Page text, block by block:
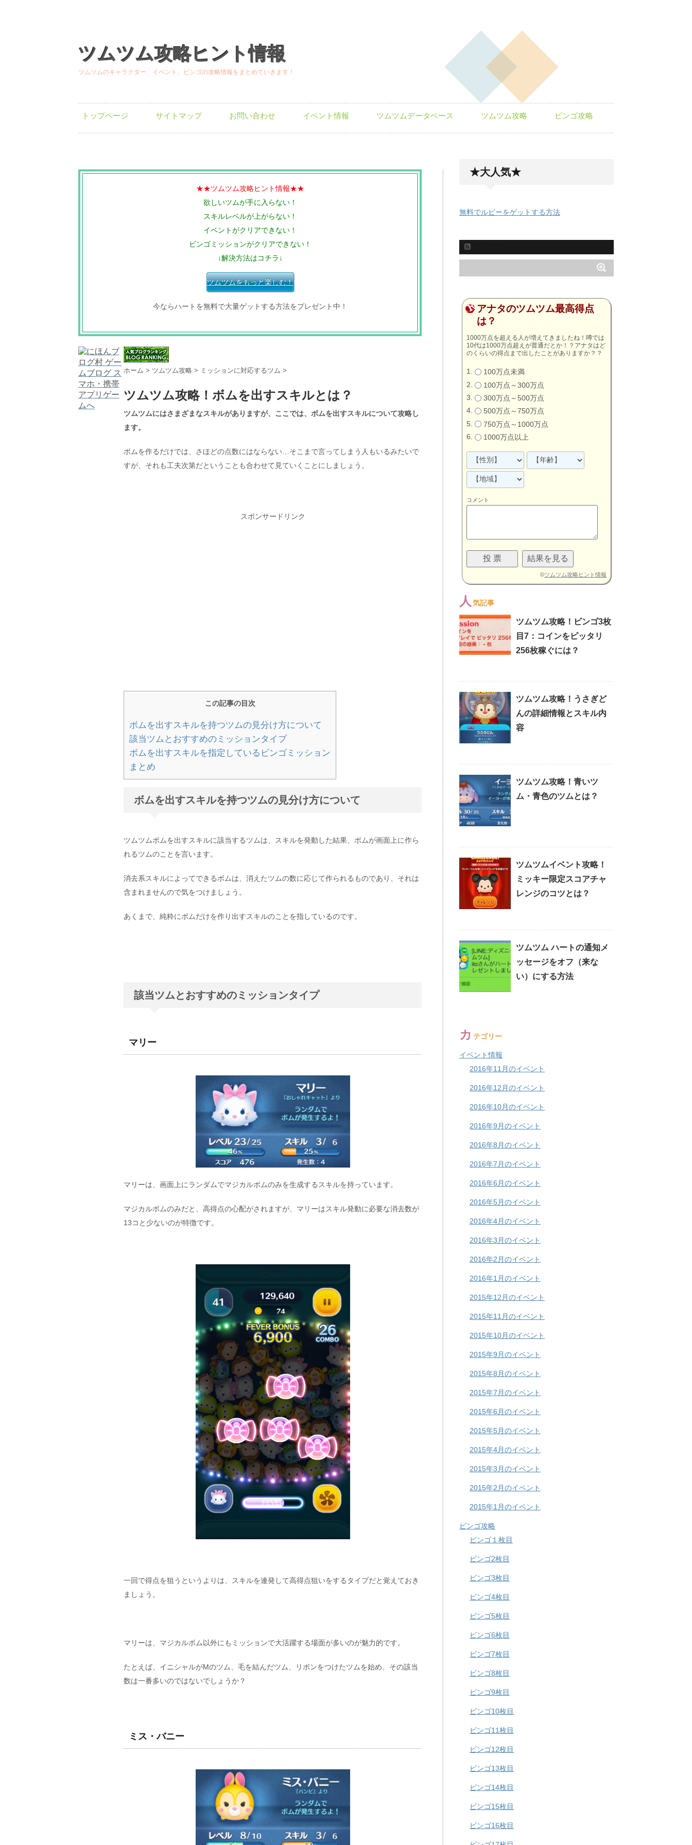
ツムツム攻略ヒント情報
ツムツムのキャラクター、イベント、ビンゴの攻略情報をまとめていきます！
トップページ サイトマップ お問い合わせ イベント情報 ツムツムデータベース ツムツム攻略 ビンゴ攻略
★★ツムツム攻略ヒント情報★★
欲しいツムが手に入らない！
スキルレベルが上がらない！
イベントがクリアできない！
ビンゴミッションがクリアできない！
↓解決方法はコチラ↓
ツムツムをもっと楽しむ！
今ならハートを無料で大量ゲットする方法をプレゼント中！
ホーム > ツムツム攻略 > ミッションに対応するツム >
ツムツム攻略！ボムを出すスキルとは？
ツムツムにはさまざまなスキルがありますが、ここでは、ボムを出すスキルについて攻略し
ます。
ボムを作るだけでは、さほどの点数にはならない…そこまで言ってしまう人もいるみたいで
すが、それも工夫次第だということも合わせて見ていくことにしましょう。
スポンサードリンク
この記事の目次
ボムを出すスキルを持つツムの見分け方について
該当ツムとおすすめのミッションタイプ
ボムを出すスキルを指定しているビンゴミッション
まとめ
ボムを出すスキルを持つツムの見分け方について
ツムツムボムを出すスキルに該当するツムは、スキルを発動した結果、ボムが画面上に作ら
れるツムのことを言います。
消去系スキルによってできるボムは、消えたツムの数に応じて作られるものであり、それは
含まれませんので気をつけましょう。
あくまで、純粋にボムだけを作り出すスキルのことを指しているのです。
該当ツムとおすすめのミッションタイプ
マリー
マリーは、画面上にランダムでマジカルボムのみを生成するスキルを持っています。
マジカルボムのみだと、高得点の心配がされますが、マリーはスキル発動に必要な消去数が
13コと少ないのが特徴です。
一回で得点を狙うというよりは、スキルを連発して高得点狙いをするタイプだと覚えておき
ましょう。
マリーは、マジカルボム以外にもミッションで大活躍する場面が多いのが魅力的です。
たとえば、イニシャルがMのツム、毛を結んだツム、リボンをつけたツムを始め、その該当
数は一番多いのではないでしょうか？
ミス・バニー
★大人気★
無料でルビーをゲットする方法
アナタのツムツム最高得点
は？
1000万点を超える人が増えてきましたね！噂では
10代は1000万点超えが普通だとか！？アナタはど
のくらいの得点まで出したことがありますか？？
100万点未満
100万点～300万点
300万点～500万点
500万点～750万点
750万点～1000万点
1000万点以上
コメント
©ツムツム攻略ヒント情報
人 気記事
ツムツム攻略！ビンゴ3枚
目7：コインをピッタリ
256枚稼ぐには？
ツムツム攻略！うさぎど
んの詳細情報とスキル内
容
ツムツム攻略！青いツ
ム・青色のツムとは？
ツムツムイベント攻略！
ミッキー限定スコアチャ
レンジのコツとは？
ツムツム ハートの通知メ
ッセージをオフ（来な
い）にする方法
カ テゴリー
イベント情報
2016年11月のイベント
2016年12月のイベント
2016年10月のイベント
2016年9月のイベント
2016年8月のイベント
2016年7月のイベント
2016年6月のイベント
2016年5月のイベント
2016年4月のイベント
2016年3月のイベント
2016年2月のイベント
2016年1月のイベント
2015年12月のイベント
2015年11月のイベント
2015年10月のイベント
2015年9月のイベント
2015年8月のイベント
2015年7月のイベント
2015年6月のイベント
2015年5月のイベント
2015年4月のイベント
2015年3月のイベント
2015年2月のイベント
2015年1月のイベント
ビンゴ攻略
ビンゴ１枚目
ビンゴ2枚目
ビンゴ3枚目
ビンゴ4枚目
ビンゴ5枚目
ビンゴ6枚目
ビンゴ7枚目
ビンゴ8枚目
ビンゴ9枚目
ビンゴ10枚目
ビンゴ11枚目
ビンゴ12枚目
ビンゴ13枚目
ビンゴ14枚目
ビンゴ15枚目
ビンゴ16枚目